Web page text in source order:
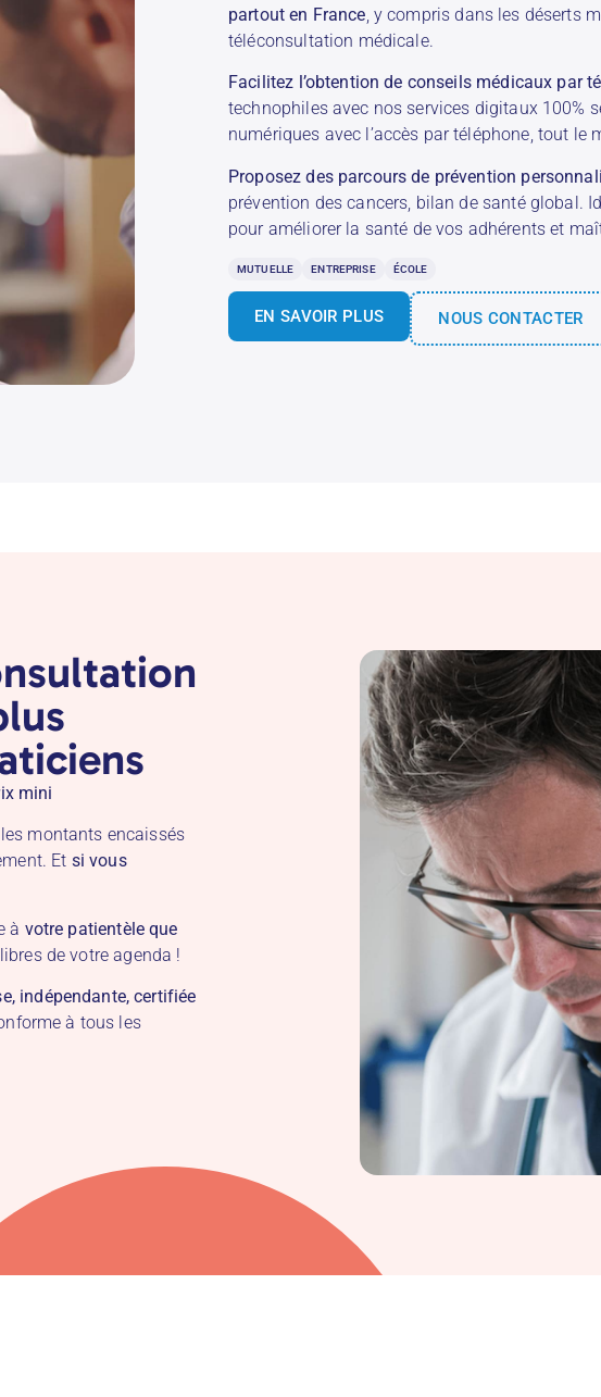
partout en France, y compris dans les déserts
téléconsultation médicale.
Facilitez l’obtention de conseils médicaux par
technophiles avec nos services digitaux 100%
numériques avec l’accès par téléphone, tout le
Proposez des parcours de prévention
prévention des cancers, bilan de santé global.
pour améliorer la santé de vos adhérents et
MUTUELLE ENTREPRISE ÉCOLE
EN SAVOIR PLUS NOUS CONTACTER
mini
les montants encaissés
Et si vous
à votre patientèle que
de votre agenda !
indépendante, certifiée
à tous les